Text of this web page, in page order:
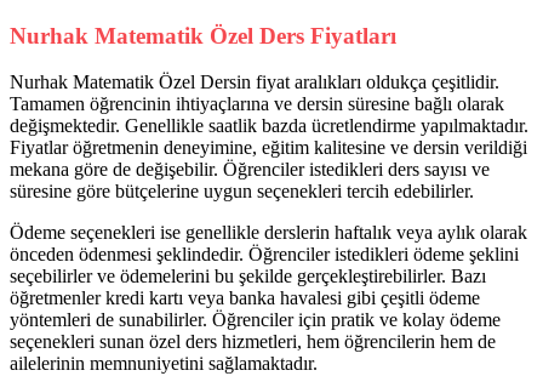
Nurhak Matematik Özel Ders Fiyatları
Nurhak Matematik Özel Dersin fiyat aralıkları oldukça çeşitlidir.
Tamamen öğrencinin ihtiyaçlarına ve dersin süresine bağlı olarak
değişmektedir. Genellikle saatlik bazda ücretlendirme yapılmaktadır.
Fiyatlar öğretmenin deneyimine, eğitim kalitesine ve dersin verildiği
mekana göre de değişebilir. Öğrenciler istedikleri ders sayısı ve
süresine göre bütçelerine uygun seçenekleri tercih edebilirler.
Ödeme seçenekleri ise genellikle derslerin haftalık veya aylık olarak
önceden ödenmesi şeklindedir. Öğrenciler istedikleri ödeme şeklini
seçebilirler ve ödemelerini bu şekilde gerçekleştirebilirler. Bazı
öğretmenler kredi kartı veya banka havalesi gibi çeşitli ödeme
yöntemleri de sunabilirler. Öğrenciler için pratik ve kolay ödeme
seçenekleri sunan özel ders hizmetleri, hem öğrencilerin hem de
ailelerinin memnuniyetini sağlamaktadır.